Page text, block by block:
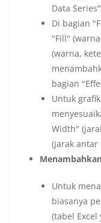
Data
Di bagian
"Fill"
(warna,
bagian
Untuk
Width"
(jarak antar
Untuk
biasanya
(tabel